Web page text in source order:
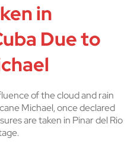
in
Due to
of the cloud and rain
Michael, once declared
are taken in Pinar del Rio